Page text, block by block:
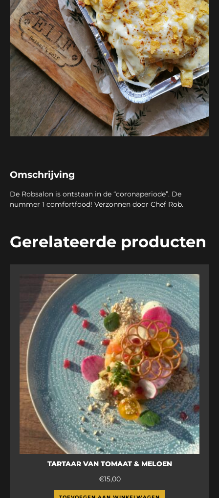
Omschrijving
De Robsalon is ontstaan in de “coronaperiode”. De
nummer 1 comfortfood! Verzonnen door Chef Rob.
Gerelateerde producten
TARTAAR VAN TOMAAT & MELOEN
€15,00